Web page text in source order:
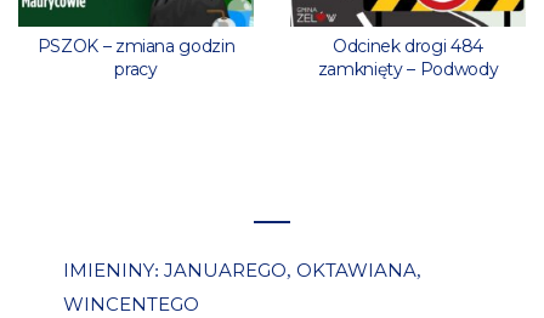
PSZOK – zmiana godzin
pracy
Odcinek drogi 484
zamknięty – Podwody
IMIENINY: JANUAREGO, OKTAWIANA,
WINCENTEGO